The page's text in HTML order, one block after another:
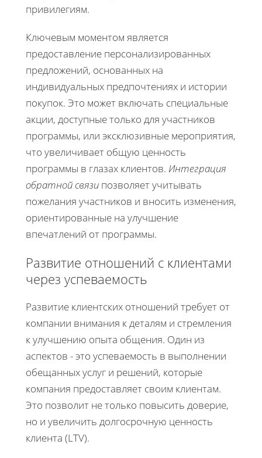
привилегиям.
Ключевым моментом является
предоставление персонализированных
предложений, основанных на
индивидуальных предпочтениях и истории
покупок. Это может включать специальные
акции, доступные только для участников
программы, или эксклюзивные мероприятия,
что увеличивает общую ценность
программы в глазах клиентов. Интеграция
обратной связи позволяет учитывать
пожелания участников и вносить изменения,
ориентированные на улучшение
впечатлений от программы.
Развитие отношений с клиентами
через успеваемость
Развитие клиентских отношений требует от
компании внимания к деталям и стремления
к улучшению опыта общения. Один из
аспектов - это успеваемость в выполнении
обещанных услуг и решений, которые
компания предоставляет своим клиентам.
Это позволит не только повысить доверие,
но и увеличить долгосрочную ценность
клиента (LTV).